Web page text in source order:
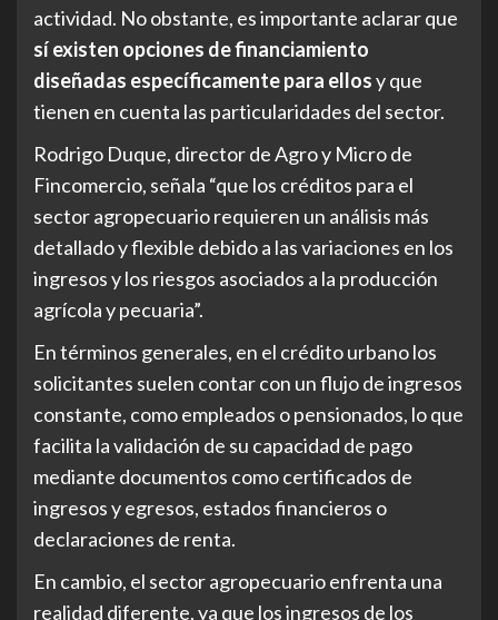
actividad. No obstante, es importante aclarar que
sí existen opciones de financiamiento
diseñadas específicamente para ellosy que
tienen en cuenta las particularidades del sector.
Rodrigo Duque, director de Agro y Micro de
Fincomercio, señala “que los créditos para el
sector agropecuario requieren un análisis más
detallado y flexible debido a las variaciones en los
ingresos y los riesgos asociados a la producción
agrícola y pecuaria”.
En términos generales, en el crédito urbano los
solicitantes suelen contar con un flujo de ingresos
constante, como empleados o pensionados, lo que
facilita la validación de su capacidad de pago
mediante documentos como certificados de
ingresos y egresos, estados financieros o
declaraciones de renta.
En cambio, el sector agropecuario enfrenta una
realidad diferente, ya que los ingresos de los